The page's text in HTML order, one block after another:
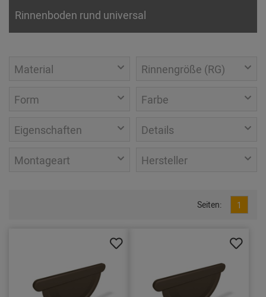
Rinnenboden rund universal
Material Rinnengröße (RG)
Form Farbe
Eigenschaften Details
Montageart Hersteller
Seiten: 1